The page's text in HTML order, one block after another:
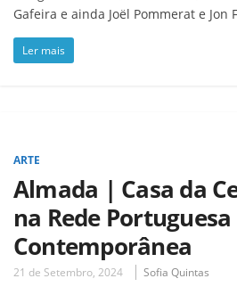
Gafeira e ainda Joël Pommerat e Jon
Ler mais
ARTE
Almada | Casa da
na Rede
Contemporânea
21 de Setembro, 2024 Sofia Quintas